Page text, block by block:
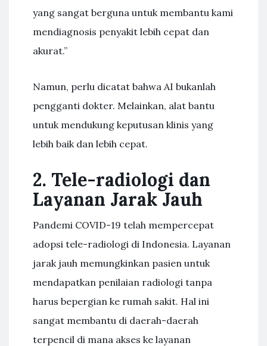
yang sangat berguna untuk membantu kami
mendiagnosis penyakit lebih cepat dan
akurat.”
Namun, perlu dicatat bahwa AI bukanlah
pengganti dokter. Melainkan, alat bantu
untuk mendukung keputusan klinis yang
lebih baik dan lebih cepat.
2. Tele-radiologi dan
Layanan Jarak Jauh
Pandemi COVID-19 telah mempercepat
adopsi tele-radiologi di Indonesia. Layanan
jarak jauh memungkinkan pasien untuk
mendapatkan penilaian radiologi tanpa
harus bepergian ke rumah sakit. Hal ini
sangat membantu di daerah-daerah
terpencil di mana akses ke layanan